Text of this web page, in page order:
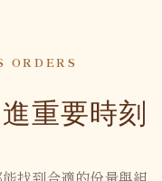
ORDERS
重要時刻